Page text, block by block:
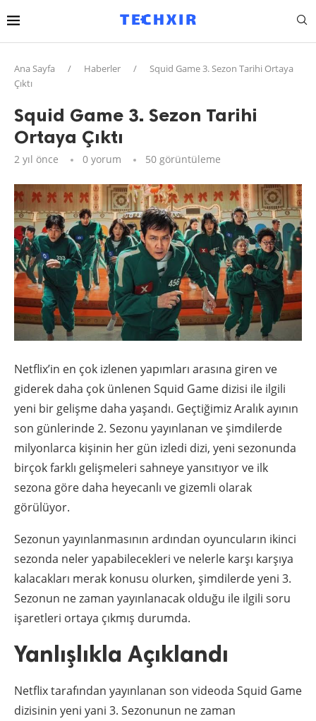
Ana Sayfa / Haberler /
Squid Game 3. Sezon Tarihi Ortaya
Çıktı
Squid Game 3. Sezon Tarihi
Ortaya Çıktı
2 yıl önce 0 yorum 50 görüntüleme
Netflix’in en çok izlenen yapımları arasına giren ve
giderek daha çok ünlenen Squid Game dizisi ile ilgili
yeni bir gelişme daha yaşandı. Geçtiğimiz Aralık ayının
son günlerinde 2. Sezonu yayınlanan ve şimdilerde
milyonlarca kişinin her gün izledi dizi, yeni sezonunda
birçok farklı gelişmeleri sahneye yansıtıyor ve ilk
sezona göre daha heyecanlı ve gizemli olarak
görülüyor.
Sezonun yayınlanmasının ardından oyuncuların ikinci
sezonda neler yapabilecekleri ve nelerle karşı karşıya
kalacakları merak konusu olurken, şimdilerde yeni 3.
Sezonun ne zaman yayınlanacak olduğu ile ilgili soru
işaretleri ortaya çıkmış durumda.
Yanlışlıkla Açıklandı
Netflix tarafından yayınlanan son videoda Squid Game
dizisinin yeni yani 3. Sezonunun ne zaman